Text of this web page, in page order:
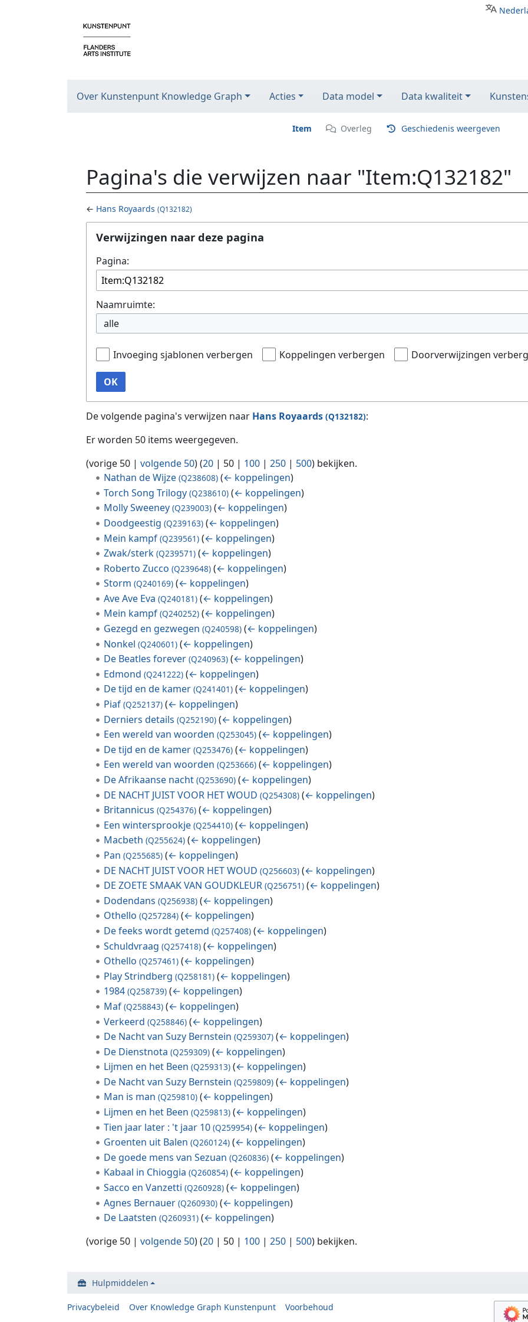
Over Kunstenpunt Knowledge Graph Acties Data model Data kwaliteit
Item Overleg Geschiedenis weergeven
Pagina's die verwijzen naar "Item:Q132182"
← Hans Royaards (Q132182)
Ga naar:navigatie,zoeken
Verwijzingen naar deze pagina
Pagina:
Naamruimte:
alle
Invoeging sjablonen verbergen Koppelingen verbergen Doorverwijzingen
OK
De volgende pagina's verwijzen naar Hans Royaards (Q132182):
Er worden 50 items weergegeven.
(vorige 50 | volgende 50) (20 | 50 | 100 | 250 | 500) bekijken.
Nathan de Wijze (Q238608) (← koppelingen)
Torch Song Trilogy (Q238610) (← koppelingen)
Molly Sweeney (Q239003) (← koppelingen)
Doodgeestig (Q239163) (← koppelingen)
Mein kampf (Q239561) (← koppelingen)
Zwak/sterk (Q239571) (← koppelingen)
Roberto Zucco (Q239648) (← koppelingen)
Storm (Q240169) (← koppelingen)
Ave Ave Eva (Q240181) (← koppelingen)
Mein kampf (Q240252) (← koppelingen)
Gezegd en gezwegen (Q240598) (← koppelingen)
Nonkel (Q240601) (← koppelingen)
De Beatles forever (Q240963) (← koppelingen)
Edmond (Q241222) (← koppelingen)
De tijd en de kamer (Q241401) (← koppelingen)
Piaf (Q252137) (← koppelingen)
Derniers details (Q252190) (← koppelingen)
Een wereld van woorden (Q253045) (← koppelingen)
De tijd en de kamer (Q253476) (← koppelingen)
Een wereld van woorden (Q253666) (← koppelingen)
De Afrikaanse nacht (Q253690) (← koppelingen)
DE NACHT JUIST VOOR HET WOUD (Q254308) (← koppelingen)
Britannicus (Q254376) (← koppelingen)
Een wintersprookje (Q254410) (← koppelingen)
Macbeth (Q255624) (← koppelingen)
Pan (Q255685) (← koppelingen)
DE NACHT JUIST VOOR HET WOUD (Q256603) (← koppelingen)
DE ZOETE SMAAK VAN GOUDKLEUR (Q256751) (← koppelingen)
Dodendans (Q256938) (← koppelingen)
Othello (Q257284) (← koppelingen)
De feeks wordt getemd (Q257408) (← koppelingen)
Schuldvraag (Q257418) (← koppelingen)
Othello (Q257461) (← koppelingen)
Play Strindberg (Q258181) (← koppelingen)
1984 (Q258739) (← koppelingen)
Maf (Q258843) (← koppelingen)
Verkeerd (Q258846) (← koppelingen)
De Nacht van Suzy Bernstein (Q259307) (← koppelingen)
De Dienstnota (Q259309) (← koppelingen)
Lijmen en het Been (Q259313) (← koppelingen)
De Nacht van Suzy Bernstein (Q259809) (← koppelingen)
Man is man (Q259810) (← koppelingen)
Lijmen en het Been (Q259813) (← koppelingen)
Tien jaar later : 't jaar 10 (Q259954) (← koppelingen)
Groenten uit Balen (Q260124) (← koppelingen)
De goede mens van Sezuan (Q260836) (← koppelingen)
Kabaal in Chioggia (Q260854) (← koppelingen)
Sacco en Vanzetti (Q260928) (← koppelingen)
Agnes Bernauer (Q260930) (← koppelingen)
De Laatsten (Q260931) (← koppelingen)
(vorige 50 | volgende 50) (20 | 50 | 100 | 250 | 500) bekijken.
Hulpmiddelen
Privacybeleid Over Knowledge Graph Kunstenpunt Voorbehoud